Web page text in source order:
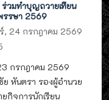
วมทำบุญถวายเทียน
รรษา 2569
, 24 กรกฎาคม 2569
กรกฎาคม 2569
ย หันตรา รองผู้อำนวย
ยกิจการนักเรียน